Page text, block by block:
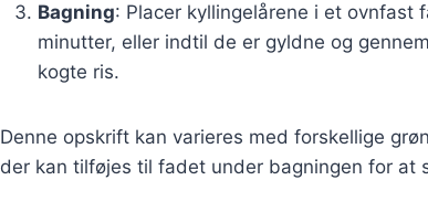
Bagning: Placer kyllingelårene i et
minutter, eller indtil de er gyldne og
kogte ris.
Denne opskrift kan varieres med forskellige
der kan tilføjes til fadet under bagningen for at